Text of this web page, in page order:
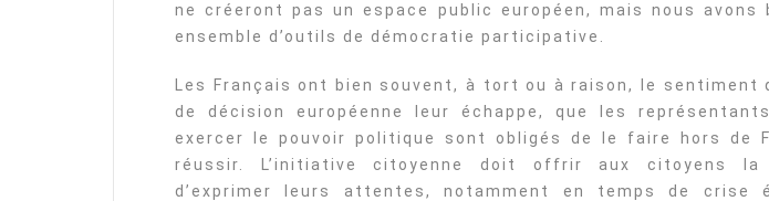
ne créeront pas un espace public européen, mais nous avons
ensemble d’outils de démocratie participative.
Les Français ont bien souvent, à tort ou à raison, le sentiment
de décision européenne leur échappe, que les
exercer le pouvoir politique sont obligés de le faire hors de
réussir. L’initiative citoyenne doit offrir aux citoyens la
d’exprimer leurs attentes, notamment en temps de crise